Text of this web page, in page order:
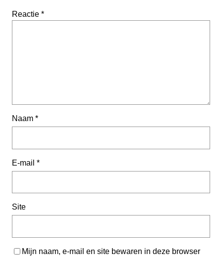
Reactie *
Naam *
E-mail *
Site
Mijn naam, e-mail en site bewaren in deze browser